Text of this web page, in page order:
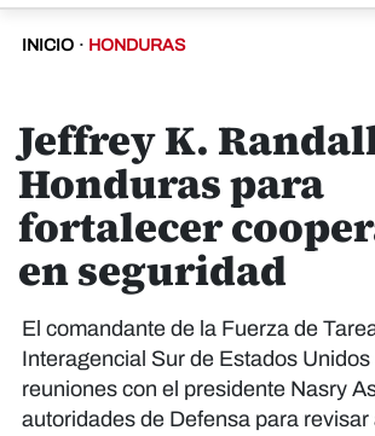
INICIO · HONDURAS
Jeffrey K.
Honduras para
fortalecer
en seguridad
El comandante de la Fuerza de
Interagencial Sur de Estados
reuniones con el presidente Nasry
autoridades de Defensa para revisar